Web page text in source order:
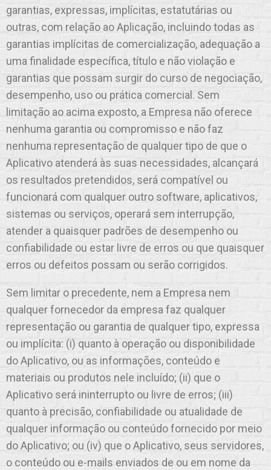
garantias, expressas, implícitas, estatutárias ou
outras, com relação ao Aplicação, incluindo todas as
garantias implícitas de comercialização, adequação a
uma finalidade específica, título e não violação e
garantias que possam surgir do curso de negociação,
desempenho, uso ou prática comercial. Sem
limitação ao acima exposto, a Empresa não oferece
nenhuma garantia ou compromisso e não faz
nenhuma representação de qualquer tipo de que o
Aplicativo atenderá às suas necessidades, alcançará
os resultados pretendidos, será compatível ou
funcionará com qualquer outro software, aplicativos,
sistemas ou serviços, operará sem interrupção,
atender a quaisquer padrões de desempenho ou
confiabilidade ou estar livre de erros ou que quaisquer
erros ou defeitos possam ou serão corrigidos.
Sem limitar o precedente, nem a Empresa nem
qualquer fornecedor da empresa faz qualquer
representação ou garantia de qualquer tipo, expressa
ou implícita: (i) quanto à operação ou disponibilidade
do Aplicativo, ou as informações, conteúdo e
materiais ou produtos nele incluído; (ii) que o
Aplicativo será ininterrupto ou livre de erros; (iii)
quanto à precisão, confiabilidade ou atualidade de
qualquer informação ou conteúdo fornecido por meio
do Aplicativo; ou (iv) que o Aplicativo, seus servidores,
o conteúdo ou e-mails enviados de ou em nome da